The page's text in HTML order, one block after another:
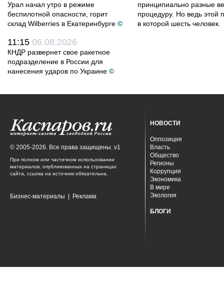
Урал начал утро в режиме
беспилотной опасности, горит
склад Wilberries в Екатеринбурге ©
11:15 06.08.2026
КНДР развернет свое ракетное
подразделение в России для
нанесения ударов по Украине ©
принципиально разные
процедуру. Но ведь этой
в которой шесть человек.
© 2005-2026. Все права защищены. v1
При полном или частичном использовании
материалов, опубликованных на страницах
сайта, ссылка на источник обязательна.
Бизнес-материалы Реклама
НОВОСТИ
Оппозиция
Власть
Общество
Регионы
Коррупция
Экономика
В мире
Экология
БЛОГИ